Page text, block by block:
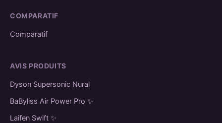
Cheveux bouclés
Cheveux fins
Sèche-cheveux de voyage
COMPARATIF
Comparatif
AVIS PRODUITS
Dyson Supersonic Nural
BaByliss Air Power Pro ✨
Laifen Swift ✨